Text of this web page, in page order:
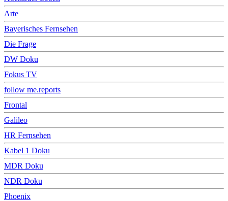
Arte
Bayerisches Fernsehen
Die Frage
DW Doku
Fokus TV
follow me.reports
Frontal
Galileo
HR Fernsehen
Kabel 1 Doku
MDR Doku
NDR Doku
Phoenix